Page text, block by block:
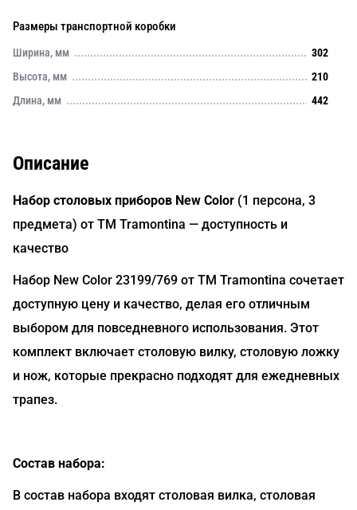
Размеры транспортной коробки
Ширина, мм
302
Высота, мм
210
Длина, мм
442
Описание
Набор столовых приборов New Color (1 персона, 3
предмета) от TM Tramontina — доступность и
качество
Набор New Color 23199/769 от TM Tramontina сочетает
доступную цену и качество, делая его отличным
выбором для повседневного использования. Этот
комплект включает столовую вилку, столовую ложку
и нож, которые прекрасно подходят для ежедневных
трапез.
Состав набора:
В состав набора входят столовая вилка, столовая